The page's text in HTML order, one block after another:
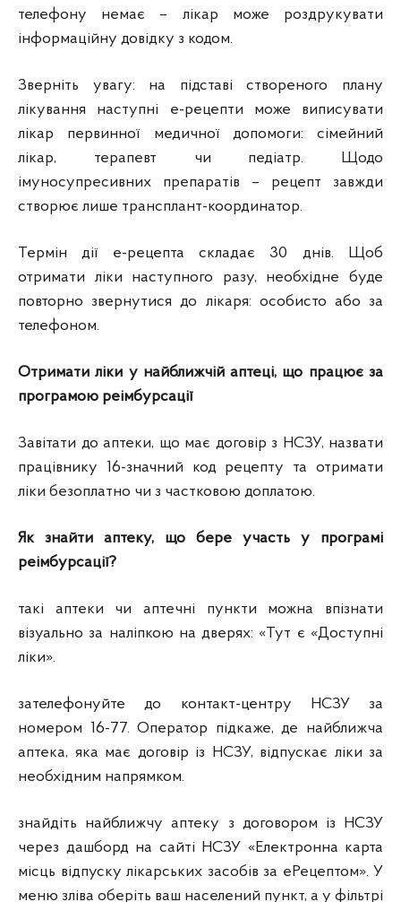
телефону немає – лікар може роздрукувати
інформаційну довідку з кодом.
Зверніть увагу: на підставі створеного плану
лікування наступні е-рецепти може виписувати
лікар первинної медичної допомоги: сімейний
лікар, терапевт чи педіатр. Щодо
імуносупресивних препаратів – рецепт завжди
створює лише трансплант-координатор.
Термін дії е-рецепта складає 30 днів. Щоб
отримати ліки наступного разу, необхідне буде
повторно звернутися до лікаря: особисто або за
телефоном.
Отримати ліки у найближчій аптеці, що працює за
програмою реімбурсації
Завітати до аптеки, що має договір з НСЗУ, назвати
працівнику 16-значний код рецепту та отримати
ліки безоплатно чи з частковою доплатою.
Як знайти аптеку, що бере участь у програмі
реімбурсації?
такі аптеки чи аптечні пункти можна впізнати
візуально за наліпкою на дверях: «Тут є «Доступні
ліки».
зателефонуйте до контакт-центру НСЗУ за
номером 16-77. Оператор підкаже, де найближча
аптека, яка має договір із НСЗУ, відпускає ліки за
необхідним напрямком.
знайдіть найближчу аптеку з договором із НСЗУ
через дашборд на сайті НСЗУ «Електронна карта
місць відпуску лікарських засобів за еРецептом». У
меню зліва оберіть ваш населений пункт, а у фільтрі